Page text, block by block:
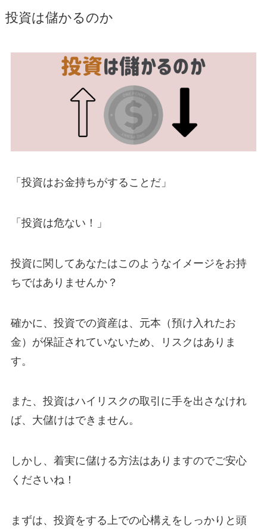
投資は儲かるのか
「投資はお金持ちがすることだ」
「投資は危ない！」
投資に関してあなたはこのようなイメージをお持
ちではありませんか？
確かに、投資での資産は、元本（預け入れたお
金）が保証されていないため、リスクはありま
す。
また、投資はハイリスクの取引に手を出さなけれ
ば、大儲けはできません。
しかし、着実に儲ける方法はありますのでご安心
くださいね！
まずは、投資をする上での心構えをしっかりと頭